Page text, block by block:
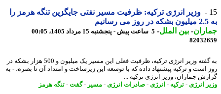
وزیر انرژی ترکیه: ظرفیت مسیر نفتی جایگزین تنگه هرمز را
- بین الملل-5 ساعت پیش - پنجشنبه 15 مرداد 1405، 00:05
به گفته وزیر انرژی ترکیه، ظرفیت فعلی این مسیر یک میلیون و 500 هزار بشکه در
است و ترکیه پیشنهاد داده که با توسعه این زیرساخت و امتداد آن تا بصره، - به
جماران، وزیر انرژی ترکیه ...
انرژی-ترکیه-انرژی-صادرات انرژی-مسیر-گفت-تنگه هرمز